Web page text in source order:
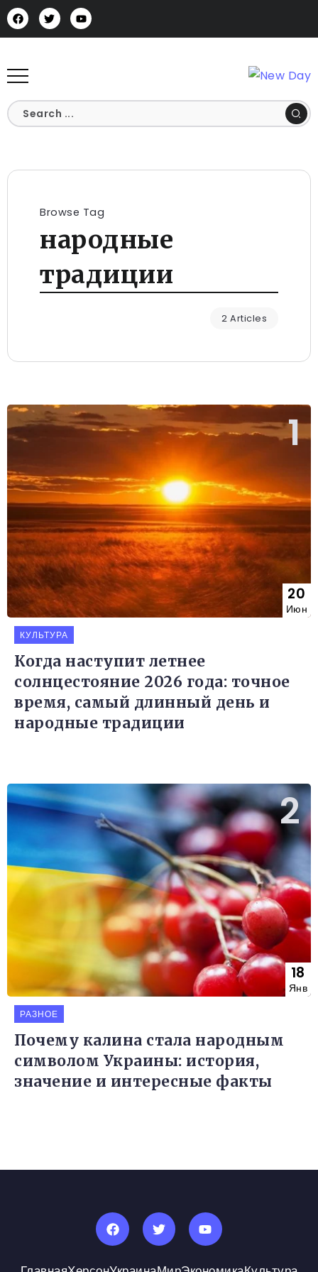
Browse Tag
народные
традиции
2 Articles
20
Июн
КУЛЬТУРА
Когда наступит летнее
солнцестояние 2026 года: точное
время, самый длинный день и
народные традиции
18
Янв
РАЗНОЕ
Почему калина стала народным
символом Украины: история,
значение и интересные факты